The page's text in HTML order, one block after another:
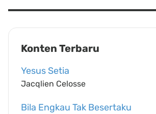
Konten Terbaru
Yesus Setia
Jacqlien Celosse
Bila Engkau Tak Besertaku